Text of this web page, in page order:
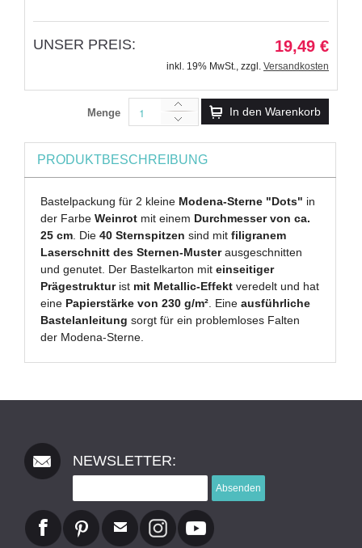
UNSER PREIS: 19,49 €
inkl. 19% MwSt., zzgl. Versandkosten
Menge In den Warenkorb
PRODUKTBESCHREIBUNG
Bastelpackung für 2 kleine Modena-Sterne "Dots" in
der FarbeWeinrot mit einem Durchmesser von ca.
25 cm. Die40 Sternspitzen sind mitfiligranem
Laserschnitt des Sternen-Musterausgeschnitten
und genutet. Der Bastelkarton miteinseitiger
Prägestrukturist mit Metallic-Effekt veredelt und hat
eine Papierstärke von 230 g/m². Eineausführliche
Bastelanleitung sorgt für ein problemloses Falten
der Modena-Sterne.
NEWSLETTER:
Absenden